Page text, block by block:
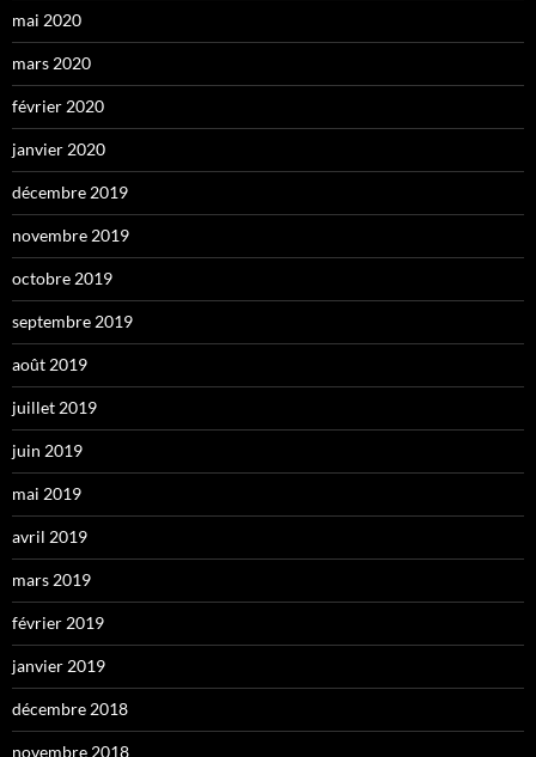
mai 2020
mars 2020
février 2020
janvier 2020
décembre 2019
novembre 2019
octobre 2019
septembre 2019
août 2019
juillet 2019
juin 2019
mai 2019
avril 2019
mars 2019
février 2019
janvier 2019
décembre 2018
novembre 2018